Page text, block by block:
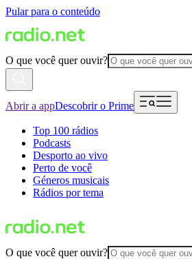
Pular para o conteúdo
O que você quer ouvir?
Abrir a appDescobrir o Prime
Top 100 rádios
Podcasts
Desporto ao vivo
Perto de você
Géneros musicais
Rádios por tema
O que você quer ouvir?